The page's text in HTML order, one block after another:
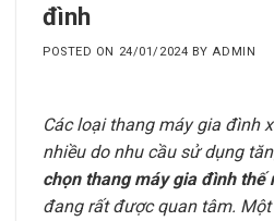
đình
POSTED ON 24/01/2024 BYADMIN
Các loại thang máy gia đình
nhiều do nhu cầu sử dụng
chọn thang máy gia đình thế
đang rất được quan tâm.